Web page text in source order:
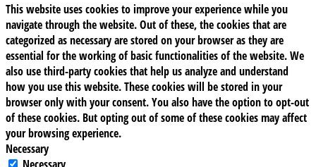
This website uses cookies to improve your experience while you
navigate through the website. Out of these, the cookies that are
categorized as necessary are stored on your browser as they are
essential for the working of basic functionalities of the website. We
also use third-party cookies that help us analyze and understand
how you use this website. These cookies will be stored in your
browser only with your consent. You also have the option to opt-out
of these cookies. But opting out of some of these cookies may affect
your browsing experience.
Necessary
Necessary